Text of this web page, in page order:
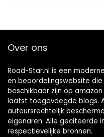
Over ons
Road-Star.nl is een
en beoordelingswebsite
beschikbaar zijn op
laatst toegevoegde blogs.
auteursrechtelijk
eigenaren. Alle geciteerde
respectievelijke bronnen.